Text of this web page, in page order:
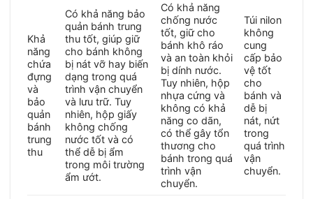
Khả
năng
chứa
đựng
và
bảo
quản
bánh
trung
thu
Có khả năng bảo
quản bánh trung
thu tốt, giúp giữ
cho bánh không
bị nát vỡ hay biến
dạng trong quá
trình vận chuyển
và lưu trữ. Tuy
nhiên, hộp giấy
không chống
nước tốt và có
thể dễ bị ẩm
trong môi trường
ẩm ướt.
Có khả năng
chống nước
tốt, giữ cho
bánh khô ráo
và an toàn khỏi
bị dính nước.
Tuy nhiên, hộp
nhựa cứng và
không có khả
năng co dãn,
có thể gây tổn
thương cho
bánh trong quá
trình vận
chuyển.
Túi nilon
không
cung
cấp bảo
vệ tốt
cho
bánh và
dễ bị
nát, nứt
trong
quá trình
vận
chuyển.